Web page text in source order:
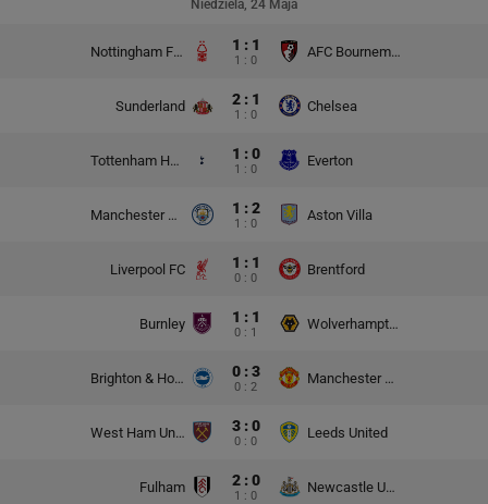
Niedziela, 24 Maja
Nottingham Forest 1 : 1
1 : 0
AFC Bournemouth
Sunderland 2 : 1
1 : 0
Chelsea
Tottenham Hotspur 1 : 0
1 : 0
Everton
Manchester City 1 : 2
1 : 0
Aston Villa
Liverpool FC 1 : 1
0 : 0
Brentford
Burnley 1 : 1
0 : 1
Wolverhampton Wanderers
Brighton & Hove Albion 0 : 3
0 : 2
Manchester United
West Ham United 3 : 0
0 : 0
Leeds United
Fulham 2 : 0
1 : 0
Newcastle United